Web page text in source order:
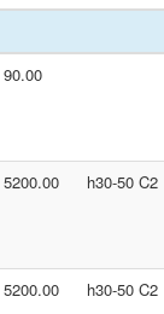
90.00
5200.00 h30-50 C2
5200.00 h30-50 C2